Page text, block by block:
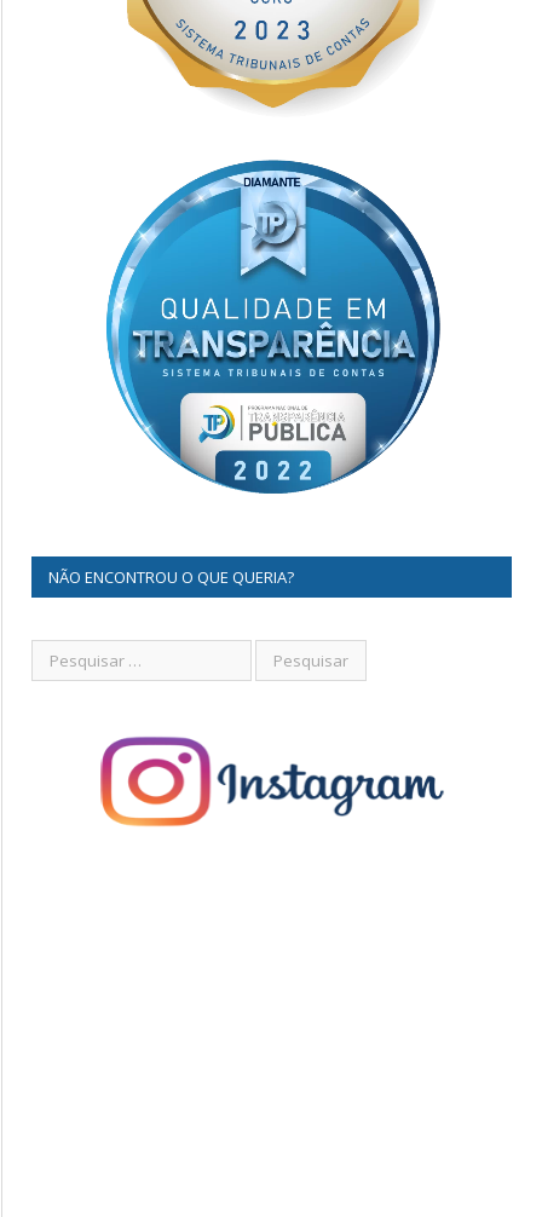
NÃO ENCONTROU O QUE QUERIA?